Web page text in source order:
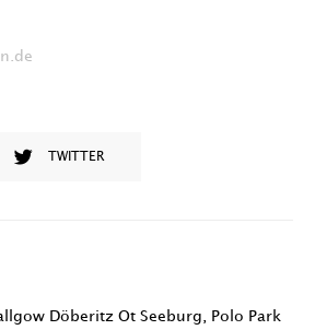
TWITTER
Döberitz Ot Seeburg
Polo Park